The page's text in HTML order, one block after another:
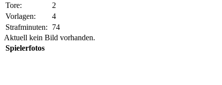
Tore:
2
Vorlagen:
4
Strafminuten:
74
Aktuell kein Bild vorhanden.
Spielerfotos